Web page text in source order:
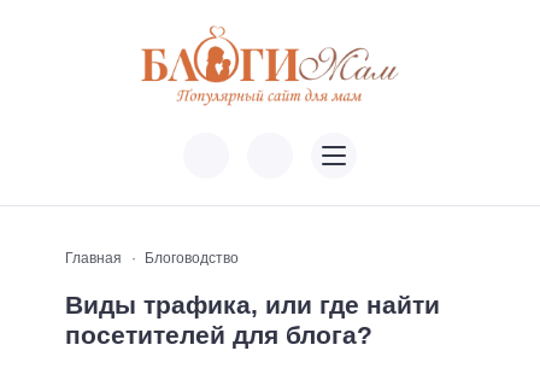
Главная Блоговодство
Виды трафика, или где найти
посетителей для блога?